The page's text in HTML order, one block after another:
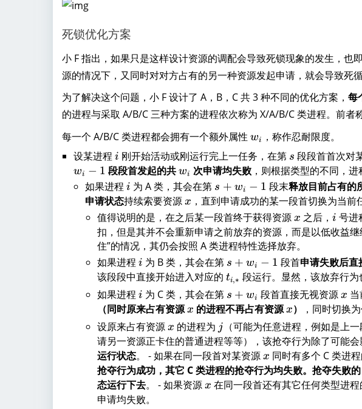
2
=
2
死锁优化方案
小 F 指出，如果只是这样设计资源的调配会导致死锁现象的发生，也
源的情况下，又同时对对方占有的另一种资源发起申请，就会导致死
为了解决这个问题，小 F 设计了 A，B，C 共 3 种不同的优化方案， 每
的进程与采取 A/B/C 三种方案的进程依次称为 X/A/B/C 类进程。前者
每一个 A/B/C 类进程都会拥有一个额外属性 w
_
i
wi
，称作忍耐限度。
设某进程i
i 刚开始活动或刚运行完上一任务，在第 s
s 段段首首次对
wi − 1 段段首发起的共w
_
i
wi 次申请均失败，则根据类型的不同，进
如果进程i
i 为 A 类，其会在第 s
+
w
_i
-
1
s + wi − 1 段末释放目前占有的
申请状态持续索要资源x
x ，直到申请成功的某一段首切换为当前
值得说明的是，在之后某一段首终于获得资源x
x 之后， i
i 号进
扣，但是其并不会重新申请之前放弃的资源，而是以低收益
住”的情况，其仍会按照 A 类进程特性选择放弃。
如果进程 i
i 为 B 类，其会在第 s
+
w
_i
-
1
s + wi − 1 段首申请失败后
该段段中直接开始进入对应的 t
_
{
*
}
ti,∗ 段运行。显然，该放弃行
如果进程 i
i 为 C 类，其会在第 s
+
w
_i
s + wi 段首直接无视资源x
x
（同时原来占有资源x
x 的进程不再占有资源x
x）
，同时切换
设原来占有资源x
x 的进程为 jj （可能为任意进程，例如是上
请另一资源正卡住的普通进程等等），该抢夺行为除了可能
运行状态。 - 如果在同一段首对某资源x
x 同时有多个 C 类进
抢夺行为成功，其它 C 类进程的抢夺行为均失败。抢夺失败
态运行下去。 - 如果资源x
x 在同一段首还有其它任何类型进
申请均失败。